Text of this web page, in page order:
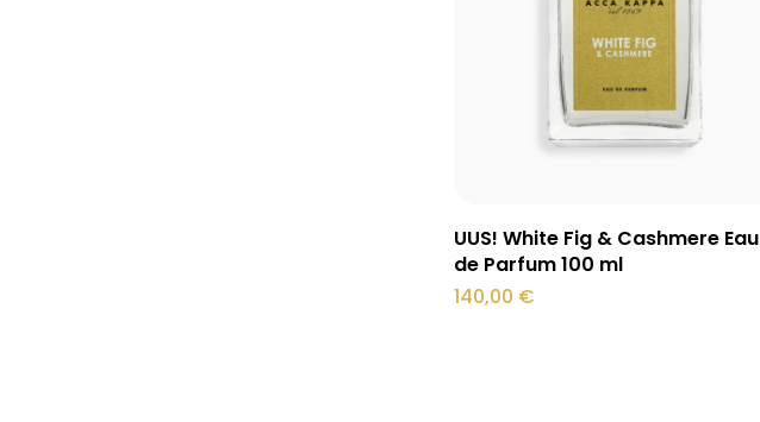
Lisa korvi
UUS! White Fig & Cashmere Eau
de Parfum 100 ml
140,00 €